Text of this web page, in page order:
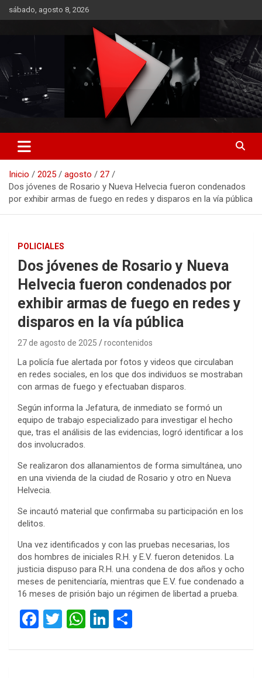
Saltar
al
sábado, agosto 8, 2026
RO CONTENIDOS
Inicio 2025 agosto
27
Dos jóvenes de Rosario y Nueva Helvecia fueron condenados
por exhibir armas de fuego en redes y disparos en la vía pública
POLICIALES
Dos jóvenes de Rosario y Nueva
Helvecia fueron condenados por
exhibir armas de fuego en redes y
disparos en la vía pública
27 de agosto de 2025 rocontenidos
La policía fue alertada por fotos y videos que circulaban
en redes sociales, en los que dos individuos se mostraban
con armas de fuego y efectuaban disparos.
Según informa la Jefatura, de inmediato se formó un
equipo de trabajo especializado para investigar el hecho
que, tras el análisis de las evidencias, logró identificar a los
dos involucrados.
Se realizaron dos allanamientos de forma simultánea, uno
en una vivienda de la ciudad de Rosario y otro en Nueva
Helvecia.
Se incautó material que confirmaba su participación en los
delitos.
Una vez identificados y con las pruebas necesarias, los
dos hombres de iniciales R.H. y E.V. fueron detenidos. La
justicia dispuso para R.H. una condena de dos años y ocho
meses de penitenciaría, mientras que E.V. fue condenado a
16 meses de prisión bajo un régimen de libertad a prueba.
F
ce
T
tt
W
at
Li
ke m